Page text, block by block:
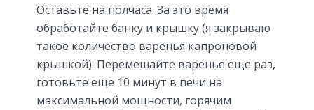
Оставьте на полчаса. За это время
обработайте банку и крышку (я закрываю
такое количество варенья капроновой
крышкой). Перемешайте варенье еще раз,
готовьте еще 10 минут в печи на
максимальной мощности, горячим